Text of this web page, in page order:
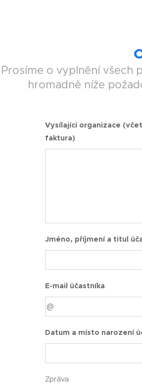
Prosíme o vyplnění všech
hromadně níže
Vysílající organizace
faktura)
Jméno, příjmení a titul
E-mail účastníka
Datum a místo narození
Zpráva